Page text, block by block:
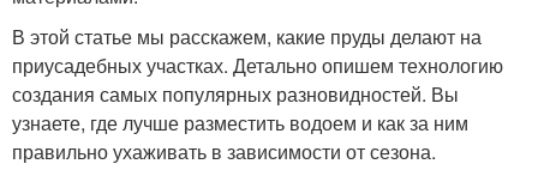
В этой статье мы расскажем, какие пруды делают на
приусадебных участках. Детально опишем технологию
создания самых популярных разновидностей. Вы
узнаете, где лучше разместить водоем и как за ним
правильно ухаживать в зависимости от сезона.